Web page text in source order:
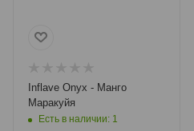
Inflave Onyx - Манго
Маракуйя
Есть в наличии: 1